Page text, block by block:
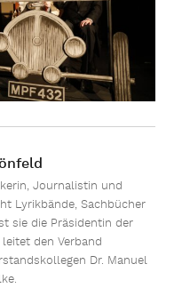
Journalistin und
Lyrikbände, Sachbücher
sie die Präsidentin der
den Verband
Dr. Manuel